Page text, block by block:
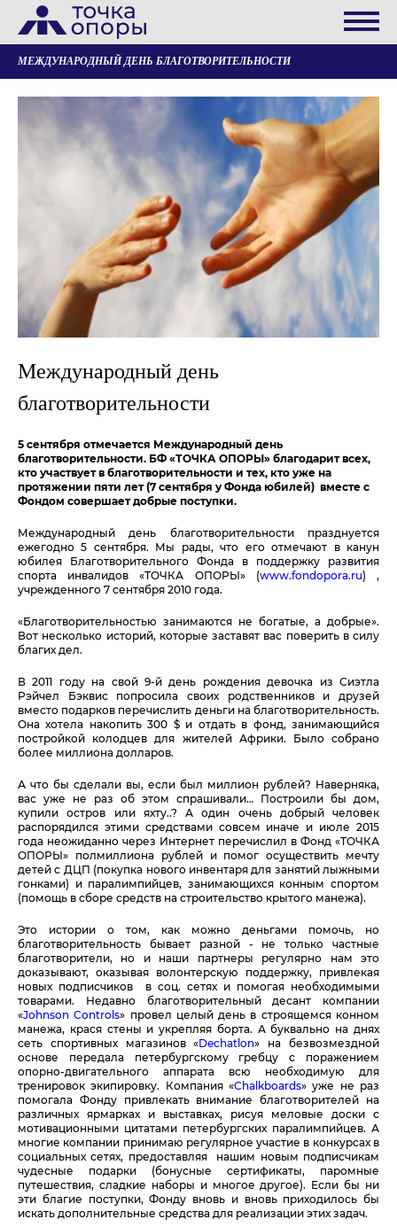
МЕЖДУНАРОДНЫЙ ДЕНЬ БЛАГОТВОРИТЕЛЬНОСТИ
Международный день
благотворительности
5 сентября отмечается Международный день
благотворительности. БФ «ТОЧКА ОПОРЫ» благодарит всех,
кто участвует в благотворительности и тех, кто уже на
протяжении пяти лет (7 сентября у Фонда юбилей) вместе с
Фондом совершает добрые поступки.
Международный день благотворительности празднуется
ежегодно 5 сентября. Мы рады, что его отмечают в канун
юбилея Благотворительного Фонда в поддержку развития
спорта инвалидов «ТОЧКА ОПОРЫ»(www.fondopora.ru) ,
учрежденного 7 сентября 2010 года.
«Благотворительностью занимаются не богатые, а добрые».
Вот несколько историй, которые заставят вас поверить в силу
благих дел.
В 2011 году на свой 9-й день рождения девочка из Сиэтла
Рэйчел Бэквис попросила своих родственников и друзей
вместо подарков перечислить деньги на благотворительность.
Она хотела накопить 300 $ и отдать в фонд, занимающийся
постройкой колодцев для жителей Африки. Было собрано
более миллиона долларов.
А что бы сделали вы, если был миллион рублей? Наверняка,
вас уже не раз об этом спрашивали… Построили бы дом,
купили остров или яхту..? А один очень добрый человек
распорядился этими средствами совсем иначе и июле 2015
года неожиданно через Интернет перечислил в Фонд «ТОЧКА
ОПОРЫ» полмиллиона рублей и помог осуществить мечту
детей с ДЦП (покупка нового инвентаря для занятий лыжными
гонками) и паралимпийцев, занимающихся конным спортом
(помощь в сборе средств на строительство крытого манежа).
Это истории о том, как можно деньгами помочь, но
благотворительность бывает разной - не только частные
благотворители, но и наши партнеры регулярно нам это
доказывают, оказывая волонтерскую поддержку, привлекая
новых подписчиков в соц. сетях и помогая необходимыми
товарами. Недавно благотворительный десант компании
«Johnson Controls» провел целый день в строящемся конном
манежа, крася стены и укрепляя борта. А буквально на днях
сеть спортивных магазинов «Dechatlon» на безвозмездной
основе передала петербургскому гребцу с поражением
опорно-двигательного аппарата всю необходимую для
тренировок экипировку. Компания «Chalkboards» уже не раз
помогала Фонду привлекать внимание благотворителей на
различных ярмарках и выставках, рисуя меловые доски с
мотивационными цитатами петербургских паралимпийцев. А
многие компании принимаю регулярное участие в конкурсах в
социальных сетях, предоставляя нашим новым подписчикам
чудесные подарки (бонусные сертификаты, паромные
путешествия, сладкие наборы и многое другое). Если бы ни
эти благие поступки, Фонду вновь и вновь приходилось бы
искать дополнительные средства для реализации этих задач.